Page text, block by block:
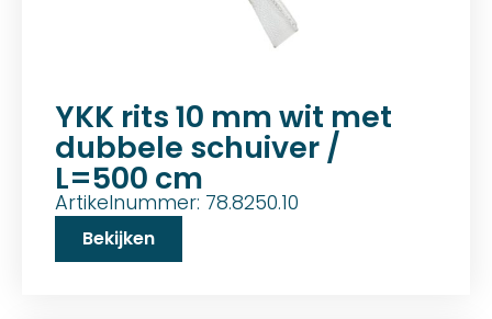
YKK rits 10 mm wit met
dubbele schuiver /
L=500 cm
Artikelnummer: 78.8250.10
Bekijken